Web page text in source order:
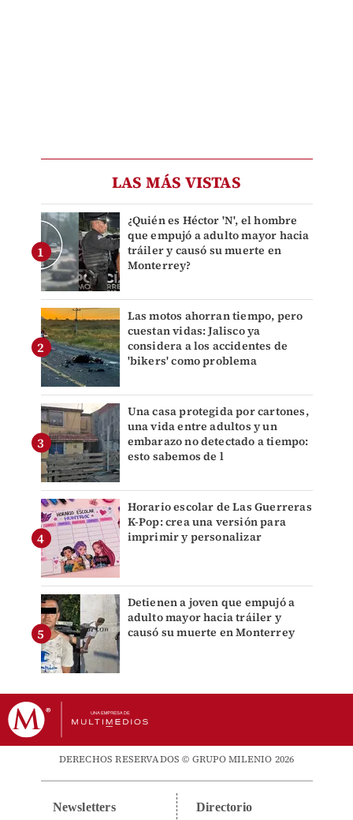
LAS MÁS VISTAS
¿Quién es Héctor 'N', el hombre
que empujó a adulto mayor hacia
tráiler y causó su muerte en
Monterrey?
Las motos ahorran tiempo, pero
cuestan vidas: Jalisco ya
considera a los accidentes de
'bikers' como problema
Una casa protegida por cartones,
una vida entre adultos y un
embarazo no detectado a tiempo:
esto sabemos de l
Horario escolar de Las Guerreras
K-Pop: crea una versión para
imprimir y personalizar
Detienen a joven que empujó a
adulto mayor hacia tráiler y
causó su muerte en Monterrey
DERECHOS RESERVADOS © GRUPO MILENIO 2026
Newsletters Directorio